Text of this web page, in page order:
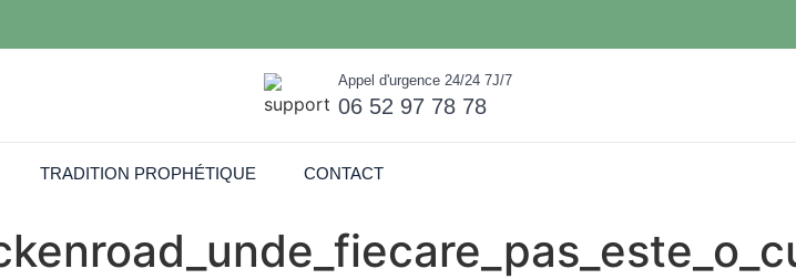
Appel d'urgence 24/24 7J/7
06 52 97 78 78
TRADITION PROPHÉTIQUE CONTACT